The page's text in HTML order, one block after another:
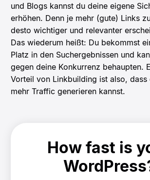
und Blogs kannst du deine eigene
erhöhen. Denn je mehr (gute) Links
desto wichtiger und relevanter
Das wiederum heißt: Du bekommst
Platz in den Suchergebnissen und
gegen deine Konkurrenz behaupten.
Vorteil von Linkbuilding ist also, dass
mehr Traffic generieren kannst.
How fast is